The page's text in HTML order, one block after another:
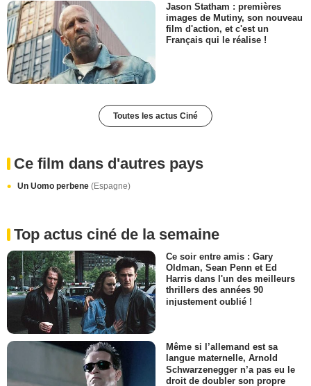
Jason Statham : premières
images de Mutiny, son nouveau
film d'action, et c'est un
Français qui le réalise !
Toutes les actus Ciné
Ce film dans d'autres pays
Un Uomo perbene (Espagne)
Top actus ciné de la semaine
Ce soir entre amis : Gary
Oldman, Sean Penn et Ed
Harris dans l'un des meilleurs
thrillers des années 90
injustement oublié !
Même si l’allemand est sa
langue maternelle, Arnold
Schwarzenegger n’a pas eu le
droit de doubler son propre